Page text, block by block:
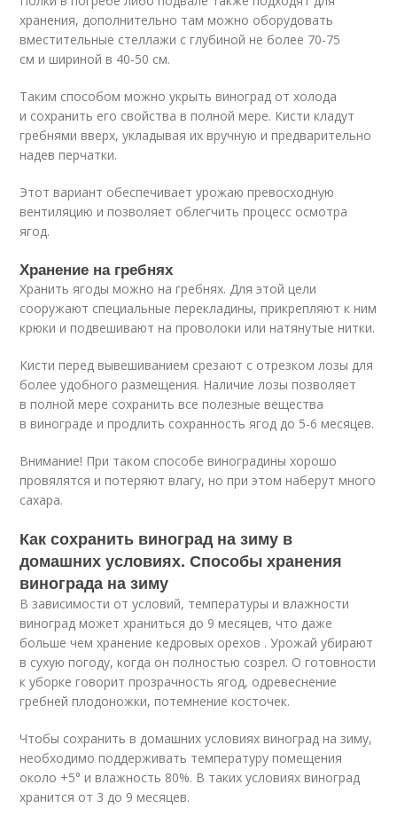
хранения, дополнительно там можно оборудовать
вместительные стеллажи с глубиной не более 70-75
см и шириной в 40-50 см.
Таким способом можно укрыть виноград от холода
и сохранить его свойства в полной мере. Кисти кладут
гребнями вверх, укладывая их вручную и предварительно
надев перчатки.
Этот вариант обеспечивает урожаю превосходную
вентиляцию и позволяет облегчить процесс осмотра
ягод.
Хранение на гребнях
Хранить ягоды можно на гребнях. Для этой цели
сооружают специальные перекладины, прикрепляют к ним
крюки и подвешивают на проволоки или натянутые нитки.
Кисти перед вывешиванием срезают с отрезком лозы для
более удобного размещения. Наличие лозы позволяет
в полной мере сохранить все полезные вещества
в винограде и продлить сохранность ягод до 5-6 месяцев.
Внимание! При таком способе виноградины хорошо
провялятся и потеряют влагу, но при этом наберут много
сахара.
Как сохранить виноград на зиму в
домашних условиях. Способы хранения
винограда на зиму
В зависимости от условий, температуры и влажности
виноград может храниться до 9 месяцев, что даже
больше чем хранение кедровых орехов . Урожай убирают
в сухую погоду, когда он полностью созрел. О готовности
к уборке говорит прозрачность ягод, одревеснение
гребней плодоножки, потемнение косточек.
Чтобы сохранить в домашних условиях виноград на зиму,
необходимо поддерживать температуру помещения
около +5° и влажность 80%. В таких условиях виноград
хранится от 3 до 9 месяцев.